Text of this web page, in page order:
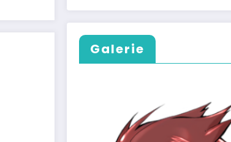
Galerie